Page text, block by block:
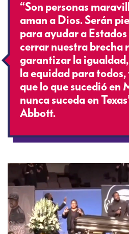
“Son personas
aman a Dios. Serán
para ayudar a
cerrar nuestra brecha
garantizar la
la equidad para
que lo que sucedió en
nunca suceda en
Abbott.